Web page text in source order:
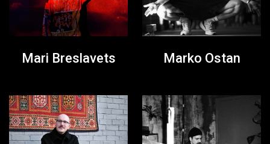
Mari Breslavets Marko Ostan